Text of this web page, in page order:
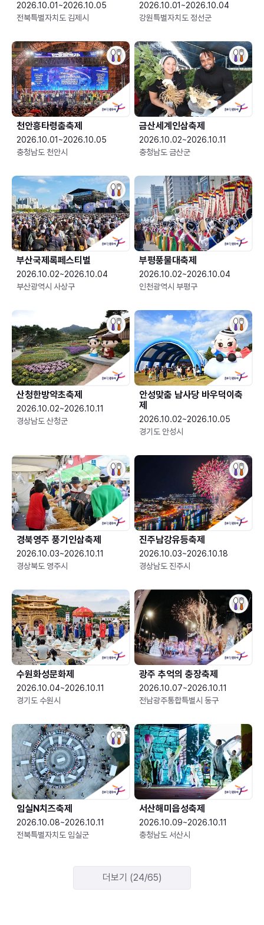
2026.10.01~2026.10.05
전북특별자치도 김제시
2026.10.01~2026.10.04
강원특별자치도 정선군
천안흥타령춤축제
2026.10.01~2026.10.05
충청남도 천안시
금산세계인삼축제
2026.10.02~2026.10.11
충청남도 금산군
부산국제록페스티벌
2026.10.02~2026.10.04
부산광역시 사상구
부평풍물대축제
2026.10.02~2026.10.04
인천광역시 부평구
산청한방약초축제
2026.10.02~2026.10.11
경상남도 산청군
안성맞춤 남사당 바우덕이축
제
2026.10.02~2026.10.05
경기도 안성시
경북영주 풍기인삼축제
2026.10.03~2026.10.11
경상북도 영주시
진주남강유등축제
2026.10.03~2026.10.18
경상남도 진주시
수원화성문화제
2026.10.04~2026.10.11
경기도 수원시
광주 추억의 충장축제
2026.10.07~2026.10.11
전남광주통합특별시 동구
임실N치즈축제
2026.10.08~2026.10.11
전북특별자치도 임실군
서산해미읍성축제
2026.10.09~2026.10.11
충청남도 서산시
더보기 (24/65)